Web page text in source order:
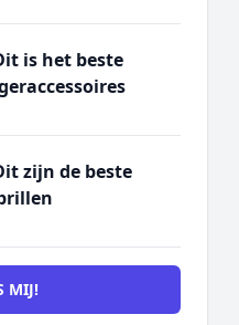
is het beste
zijn de beste
MIJ!